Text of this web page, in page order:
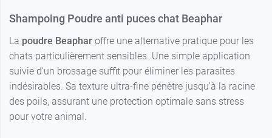
Shampoing Poudre anti puces chat Beaphar
La poudre Beaphar offre une alternative pratique pour les
chats particulièrement sensibles. Une simple application
suivie d'un brossage suffit pour éliminer les parasites
indésirables. Sa texture ultra-fine pénètre jusqu'à la racine
des poils, assurant une protection optimale sans stress
pour votre animal.